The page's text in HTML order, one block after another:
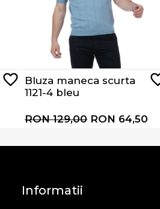
Bluza maneca scurta
1121-4 bleu
RON 129,00 RON 64,50
Informatii